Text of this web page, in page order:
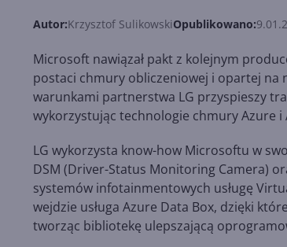
Autor:Krzysztof SulikowskiOpublikowano:
Microsoft nawiązał pakt z kolejnym
postaci chmury obliczeniowej i opartej na
warunkami partnerstwa LG przyspieszy
wykorzystując technologie chmury Azure
LG wykorzysta know-how Microsoftu w
DSM (Driver-Status Monitoring Camera)
systemów infotainmentowych usługę
wejdzie usługa Azure Data Box, dzięki
tworząc bibliotekę ulepszającą